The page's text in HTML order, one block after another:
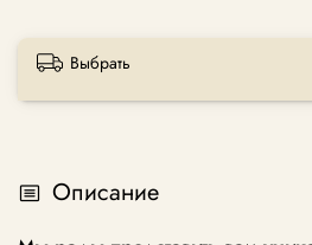
Выбрать
Описание